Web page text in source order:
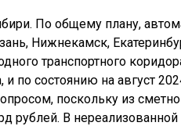
По общему плану,
Нижнекамск,
транспортного
и по состоянию на август
поскольку из
рублей. В